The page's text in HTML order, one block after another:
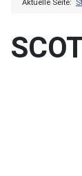
Aktuelle Seite: